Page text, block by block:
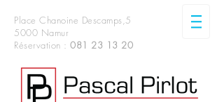
Place Chanoine Descamps,5
5000 Namur
Réservation :081 23 13 20